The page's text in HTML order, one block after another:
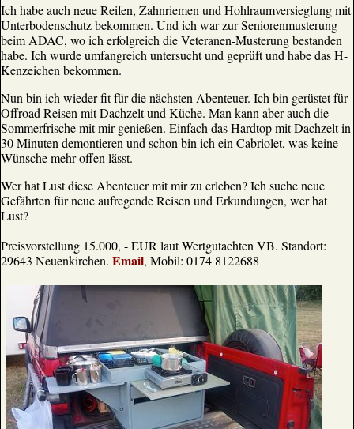
Ich habe auch neue Reifen, Zahnriemen und Hohlraumversieglung mit
Unterbodenschutz bekommen. Und ich war zur Seniorenmusterung
beim ADAC, wo ich erfolgreich die Veteranen-Musterung bestanden
habe. Ich wurde umfangreich untersucht und geprüft und habe das H-
Kenzeichen bekommen.
Nun bin ich wieder fit für die nächsten Abenteuer. Ich bin gerüstet für
Offroad Reisen mit Dachzelt und Küche. Man kann aber auch die
Sommerfrische mit mir genießen. Einfach das Hardtop mit Dachzelt in
30 Minuten demontieren und schon bin ich ein Cabriolet, was keine
Wünsche mehr offen lässt.
Wer hat Lust diese Abenteuer mit mir zu erleben? Ich suche neue
Gefährten für neue aufregende Reisen und Erkundungen, wer hat
Lust?
Preisvorstellung 15.000, - EUR laut Wertgutachten VB. Standort:
29643 Neuenkirchen. Email, Mobil: 0174 8122688